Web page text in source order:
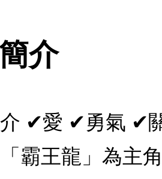
介
✔愛 ✔勇氣 ✔
霸王龍」為主